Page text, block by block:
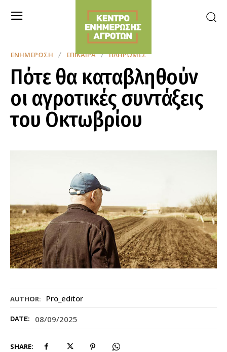
AUTHOR: Pro_editor
DATE: 08/09/2025
SHARE:
ΕΝΗΜΈΡΩΣΗ ΕΠΊΚΑΙΡΑ ΠΛΗΡΩΜΈΣ
Πότε θα καταβληθούν
οι αγροτικές συντάξεις
του Οκτωβρίου